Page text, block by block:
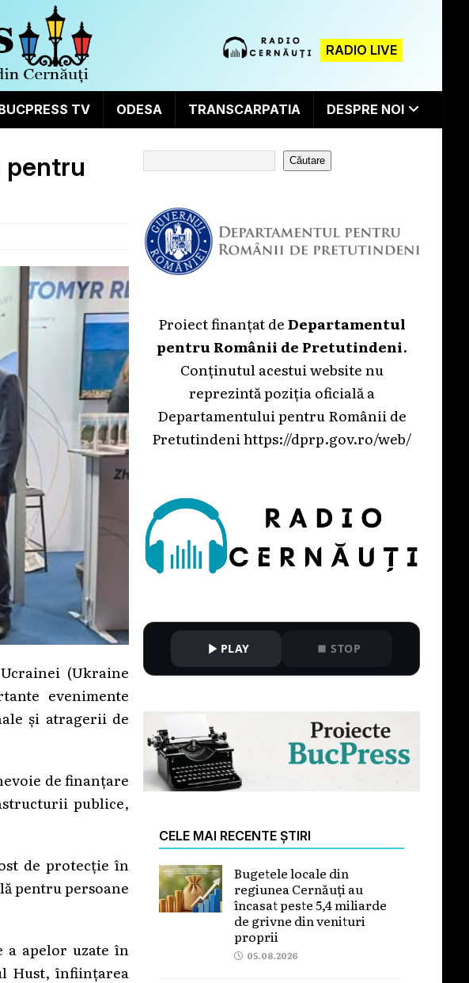
RADIO LIVE
TV ODESA TRANSCARPATIA DESPRE NOI
pentru
(Ukraine
evenimente
și atragerii de
de finanțare
publice,
de protecție în
pentru persoane
apelor uzate în
Hust, înființarea
Căutare
Proiect finanțat deDepartamentul
pentru Românii de Pretutindeni.
Conținutul acestui website nu
reprezintă poziția oficială a
Departamentului pentru Românii de
Pretutindenihttps://dprp.gov.ro/web/
PLAY STOP
CELE MAI RECENTE ȘTIRI
Bugetele locale din
regiunea Cernăuți au
încasat peste 5,4 miliarde
de grivne din venituri
proprii
05.08.2026